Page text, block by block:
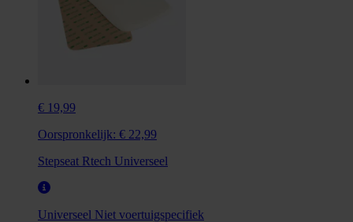
€ 19,99
Oorspronkelijk: € 22,99
Stepseat Rtech Universeel
Universeel Niet voertuigspecifiek